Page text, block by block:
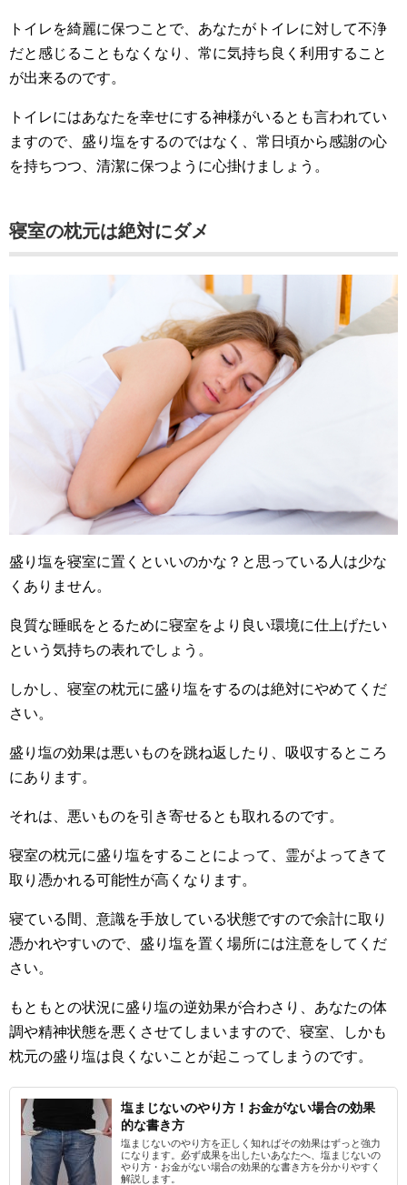
トイレを綺麗に保つことで、あなたがトイレに対して不浄
だと感じることもなくなり、常に気持ち良く利用すること
が出来るのです。
トイレにはあなたを幸せにする神様がいるとも言われてい
ますので、盛り塩をするのではなく、常日頃から感謝の心
を持ちつつ、清潔に保つように心掛けましょう。
寝室の枕元は絶対にダメ
盛り塩を寝室に置くといいのかな？と思っている人は少な
くありません。
良質な睡眠をとるために寝室をより良い環境に仕上げたい
という気持ちの表れでしょう。
しかし、寝室の枕元に盛り塩をするのは絶対にやめてくだ
さい。
盛り塩の効果は悪いものを跳ね返したり、吸収するところ
にあります。
それは、悪いものを引き寄せるとも取れるのです。
寝室の枕元に盛り塩をすることによって、霊がよってきて
取り憑かれる可能性が高くなります。
寝ている間、意識を手放している状態ですので余計に取り
憑かれやすいので、盛り塩を置く場所には注意をしてくだ
さい。
もともとの状況に盛り塩の逆効果が合わさり、あなたの体
調や精神状態を悪くさせてしまいますので、寝室、しかも
枕元の盛り塩は良くないことが起こってしまうのです。
塩まじないのやり方！お金がない場合の効果
的な書き方
塩まじないのやり方を正しく知ればその効果はずっと強力
になります。必ず成果を出したいあなたへ、塩まじないの
やり方・お金がない場合の効果的な書き方を分かりやすく
解説します。